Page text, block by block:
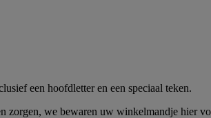
een hoofdletter en een speciaal teken.
zorgen, we bewaren uw winkelmandje hier